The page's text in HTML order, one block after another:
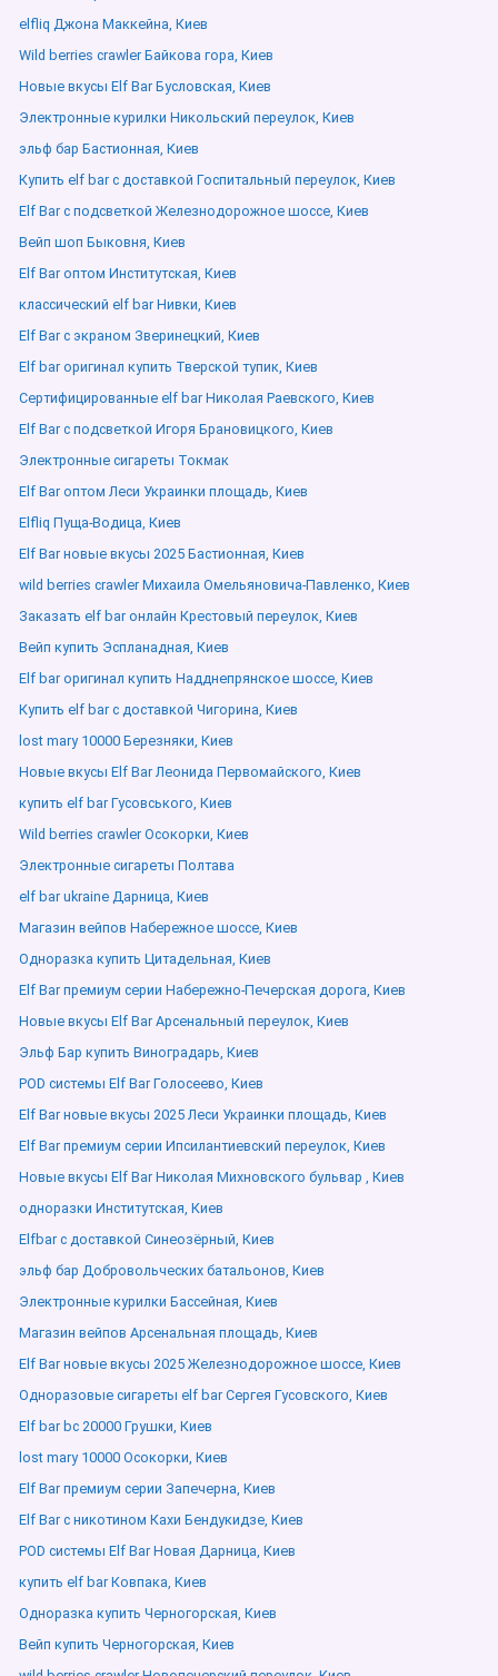
elfliq Джона Маккейна, Киев
Wild berries crawler Байкова гора, Киев
Новые вкусы Elf Bar Бусловская, Киев
Электронные курилки Никольский переулок, Киев
эльф бар Бастионная, Киев
Купить elf bar с доставкой Госпитальный переулок, Киев
Elf Bar с подсветкой Железнодорожное шоссе, Киев
Вейп шоп Быковня, Киев
Elf Bar оптом Институтская, Киев
классический elf bar Нивки, Киев
Elf Bar с экраном Зверинецкий, Киев
Elf bar оригинал купить Тверской тупик, Киев
Сертифицированные elf bar Николая Раевского, Киев
Elf Bar с подсветкой Игоря Брановицкого, Киев
Электронные сигареты Токмак
Elf Bar оптом Леси Украинки площадь, Киев
Elfliq Пуща-Водица, Киев
Elf Bar новые вкусы 2025 Бастионная, Киев
wild berries crawler Михаила Омельяновича-Павленко, Киев
Заказать elf bar онлайн Крестовый переулок, Киев
Вейп купить Эспланадная, Киев
Elf bar оригинал купить Надднепрянское шоссе, Киев
Купить elf bar с доставкой Чигорина, Киев
lost mary 10000 Березняки, Киев
Новые вкусы Elf Bar Леонида Первомайского, Киев
купить elf bar Гусовського, Киев
Wild berries crawler Осокорки, Киев
Электронные сигареты Полтава
elf bar ukraine Дарница, Киев
Магазин вейпов Набережное шоссе, Киев
Одноразка купить Цитадельная, Киев
Elf Bar премиум серии Набережно-Печерская дорога, Киев
Новые вкусы Elf Bar Арсенальный переулок, Киев
Эльф Бар купить Виноградарь, Киев
POD системы Elf Bar Голосеево, Киев
Elf Bar новые вкусы 2025 Леси Украинки площадь, Киев
Elf Bar премиум серии Ипсилантиевский переулок, Киев
Новые вкусы Elf Bar Николая Михновского бульвар , Киев
одноразки Институтская, Киев
Elfbar с доставкой Синеозёрный, Киев
эльф бар Добровольческих батальонов, Киев
Электронные курилки Бассейная, Киев
Магазин вейпов Арсенальная площадь, Киев
Elf Bar новые вкусы 2025 Железнодорожное шоссе, Киев
Одноразовые сигареты elf bar Сергея Гусовского, Киев
Elf bar bc 20000 Грушки, Киев
lost mary 10000 Осокорки, Киев
Elf Bar премиум серии Запечерна, Киев
Elf Bar с никотином Кахи Бендукидзе, Киев
POD системы Elf Bar Новая Дарница, Киев
купить elf bar Ковпака, Киев
Одноразка купить Черногорская, Киев
Вейп купить Черногорская, Киев